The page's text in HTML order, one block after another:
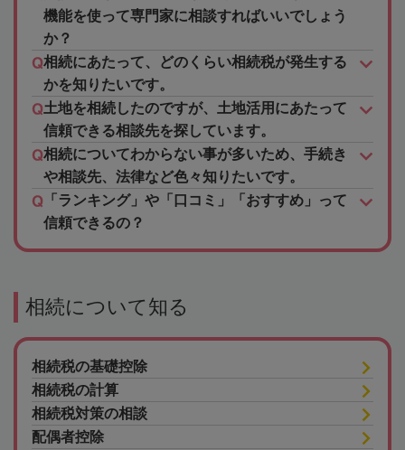
機能を使って専門家に相談すればいいでしょう
か？
相続にあたって、どのくらい相続税が発生する
かを知りたいです。
土地を相続したのですが、土地活用にあたって
信頼できる相談先を探しています。
相続についてわからない事が多いため、手続き
や相談先、法律など色々知りたいです。
「ランキング」や「口コミ」「おすすめ」って
信頼できるの？
相続について知る
相続税の基礎控除
相続税の計算
相続税対策の相談
配偶者控除